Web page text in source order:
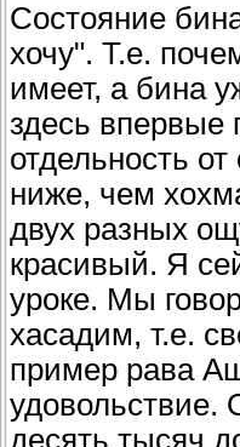
Состояние
хочу". Т.е.
имеет, а бина
здесь впервые
отдельность
ниже, чем
двух разных
красивый. Я
уроке. Мы
хасадим, т.е.
пример рава
удовольствие.
десять тысяч